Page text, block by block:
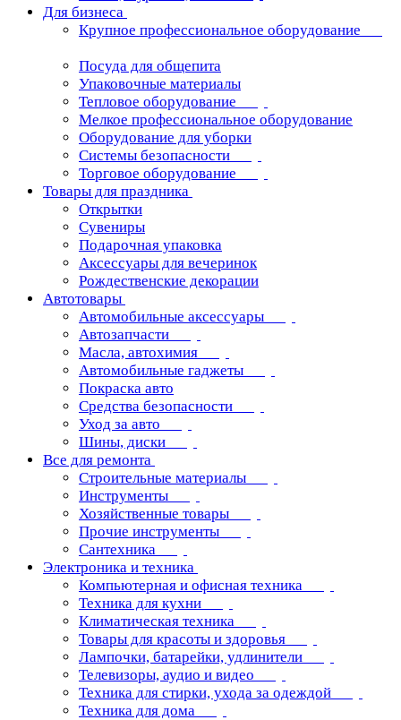
Для бизнеса
Крупное профессиональное оборудование
Посуда для общепита
Упаковочные материалы
Тепловое оборудование
Мелкое профессиональное оборудование
Оборудование для уборки
Системы безопасности
Торговое оборудование
Товары для праздника
Открытки
Сувениры
Подарочная упаковка
Аксессуары для вечеринок
Рождественские декорации
Автотовары
Автомобильные аксессуары
Автозапчасти
Масла, автохимия
Автомобильные гаджеты
Покраска авто
Средства безопасности
Уход за авто
Шины, диски
Все для ремонта
Строительные материалы
Инструменты
Хозяйственные товары
Прочие инструменты
Сантехника
Электроника и техника
Компьютерная и офисная техника
Техника для кухни
Климатическая техника
Товары для красоты и здоровья
Лампочки, батарейки, удлинители
Телевизоры, аудио и видео
Техника для стирки, ухода за одеждой
Техника для дома